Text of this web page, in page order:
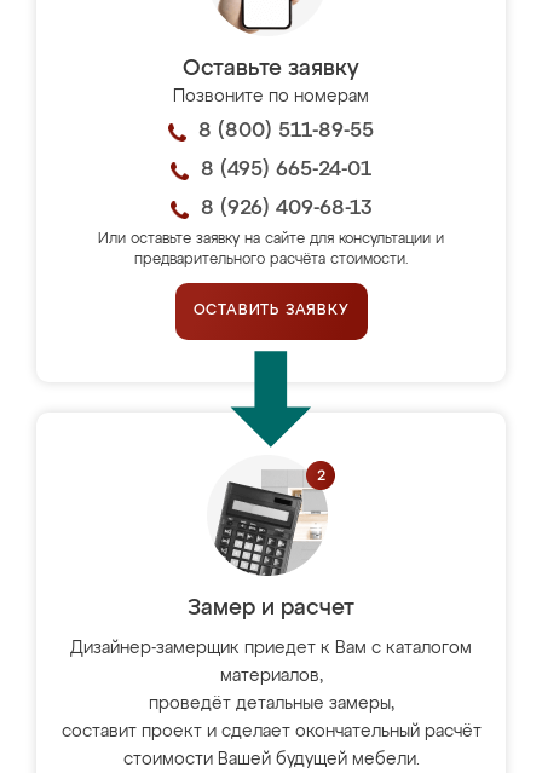
Оставьте заявку
Позвоните по номерам
8 (800) 511-89-55
8 (495) 665-24-01
8 (926) 409-68-13
Или оставьте заявку на сайте для консультации и
предварительного расчёта стоимости.
ОСТАВИТЬ ЗАЯВКУ
Замер и расчет
Дизайнер-замерщик приедет к Вам с каталогом
материалов,
проведёт детальные замеры,
составит проект и сделает окончательный расчёт
стоимости Вашей будущей мебели.